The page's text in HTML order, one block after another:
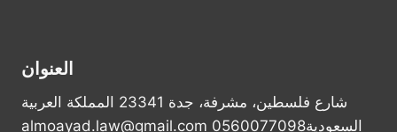
العنوان
شارع فلسطين، مشرفة، جدة 23341 المملكة العربية
السعودية0560077098 almoayad.law@gmail.com